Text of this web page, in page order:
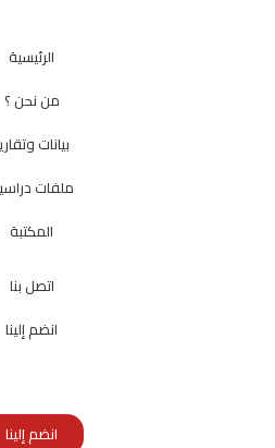
الرئيسية
من نحن ؟
بيانات
ملفات
المكتبة
اتصل بنا
انضم إلينا
انضم إلينا